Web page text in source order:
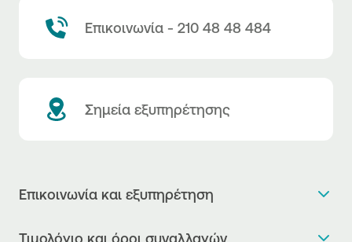
Επικοινωνία - 210 48 48 484
Σημεία εξυπηρέτησης
Επικοινωνία και εξυπηρέτηση
Τιμολόγιο και όροι συναλλαγών